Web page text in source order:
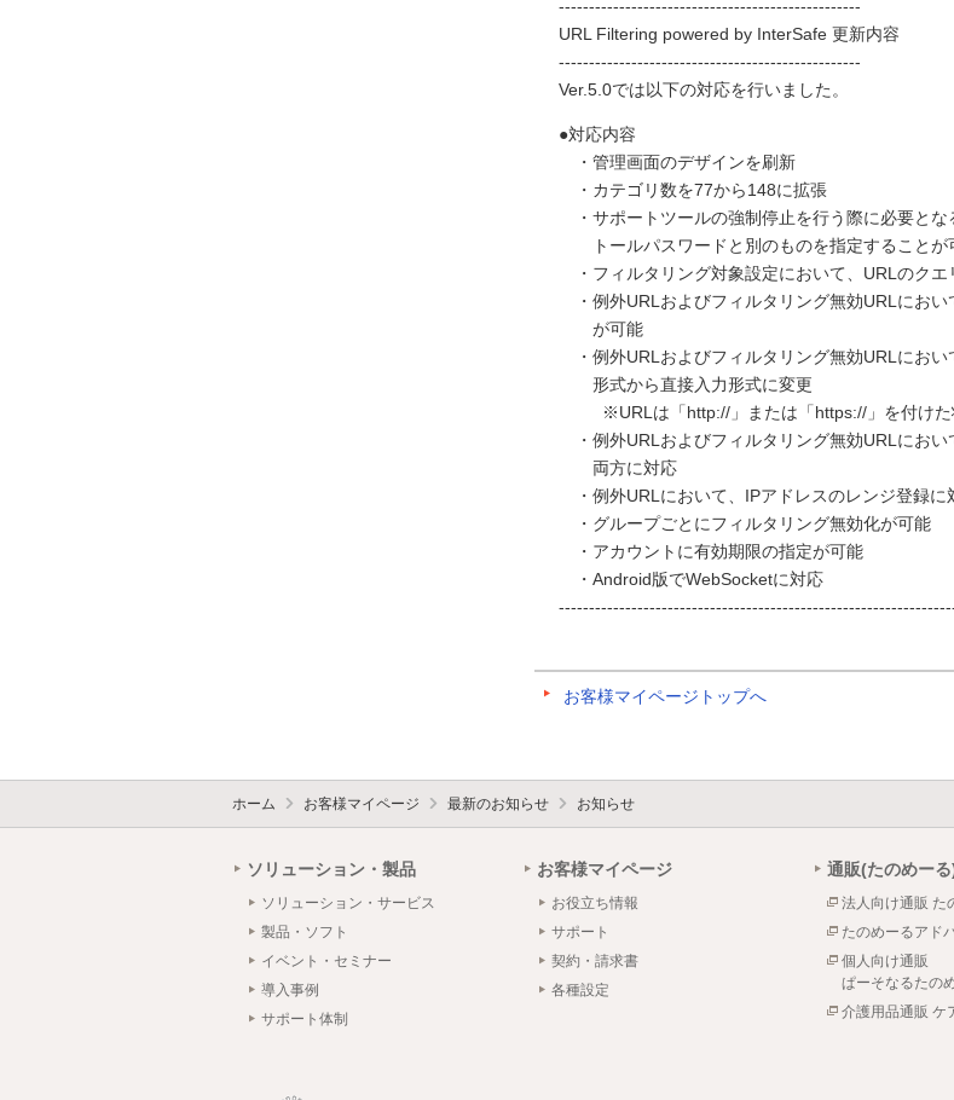
--------------------------------------------------
URL Filtering powered by InterSafe 更新内容
--------------------------------------------------
Ver.5.0では以下の対応を行いました。
●対応内容
・管理画面のデザインを刷新
・カテゴリ数を77から148に拡張
・サポートツールの強制停止を行う際に必要とな
トールパスワードと別のものを指定することが
・フィルタリング対象設定において、URLのクエ
・例外URLおよびフィルタリング無効URLにおい
が可能
・例外URLおよびフィルタリング無効URLにおい
形式から直接入力形式に変更
※URLは「http://」または「https://」を付けた
・例外URLおよびフィルタリング無効URLにお
両方に対応
・例外URLにおいて、IPアドレスのレンジ登録に
・グループごとにフィルタリング無効化が可能
・アカウントに有効期限の指定が可能
・Android版でWebSocketに対応
お客様マイページトップへ
ホーム お客様マイページ 最新のお知らせ お知らせ
ソリューション・製品
ソリューション・サービス
製品・ソフト
イベント・セミナー
導入事例
サポート体制
お客様マイページ
お役立ち情報
サポート
契約・請求書
各種設定
通販(たのめーる
法人向け通販 た
たのめーるアド
個人向け通販
ぱーそなるたの
介護用品通販 ケ